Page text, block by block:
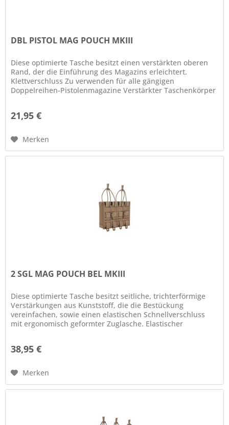
DBL PISTOL MAG POUCH MKIII
Diese optimierte Tasche besitzt einen verstärkten oberen
Rand, der die Einführung des Magazins erleichtert.
Klettverschluss Zu verwenden für alle gängigen
Doppelreihen-Pistolenmagazine Verstärkter Taschenkörper
21,95 €
Merken
2 SGL MAG POUCH BEL MKIII
Diese optimierte Tasche besitzt seitliche, trichterförmige
Verstärkungen aus Kunststoff, die die Bestückung
vereinfachen, sowie einen elastischen Schnellverschluss
mit ergonomisch geformter Zuglasche. Elastischer
38,95 €
Merken